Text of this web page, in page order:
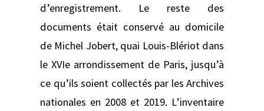
d’enregistrement. Le reste des
documents était conservé au domicile
de Michel Jobert, quai Louis-Blériot dans
le XVIe arrondissement de Paris, jusqu’à
ce qu’ils soient collectés par les Archives
nationales en 2008 et 2019. L’inventaire